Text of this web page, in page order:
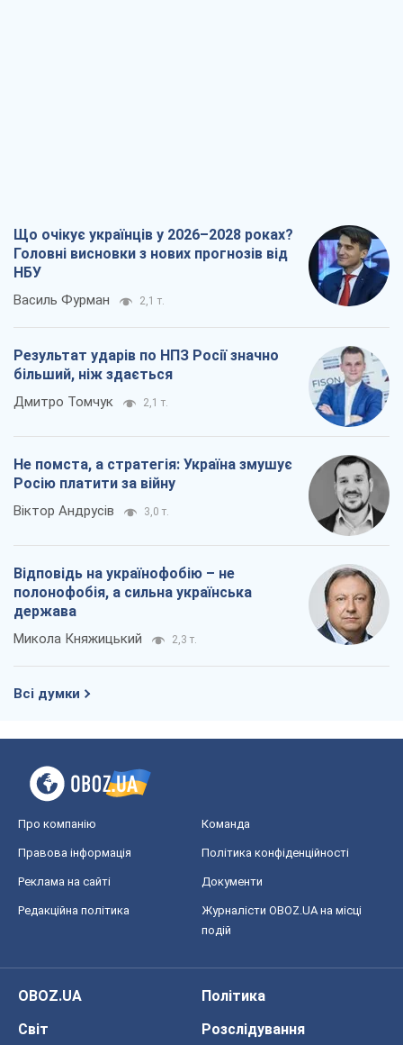
Що очікує українців у 2026–2028 роках?
Головні висновки з нових прогнозів від
НБУ
Василь Фурман 2,1 т.
Результат ударів по НПЗ Росії значно
більший, ніж здається
Дмитро Томчук 2,1 т.
Не помста, а стратегія: Україна змушує
Росію платити за війну
Віктор Андрусів 3,0 т.
Відповідь на українофобію – не
полонофобія, а сильна українська
держава
Микола Княжицький 2,3 т.
Всі думки
Про компанію Команда
Правова інформація Політика конфіденційності
Реклама на сайті Документи
Редакційна політика
Журналісти OBOZ.UA на місці
подій
OBOZ.UA
Політика
Світ
Розслідування